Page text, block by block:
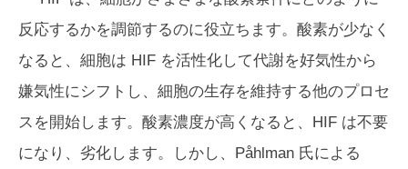
反応するかを調節するのに役立ちます。酸素が少なく
なると、細胞は HIF を活性化して代謝を好気性から
嫌気性にシフトし、細胞の生存を維持する他のプロセ
スを開始します。酸素濃度が高くなると、HIF は不要
になり、劣化します。しかし、Påhlman 氏による